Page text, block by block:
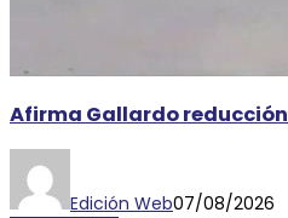
Afirma Gallardo
Edición Web07/08/2026